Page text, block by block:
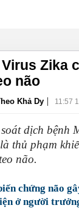
Zika
não
Khả Dy | 11:57
dịch bệnh
thủ phạm
não.
chứng não
ở người